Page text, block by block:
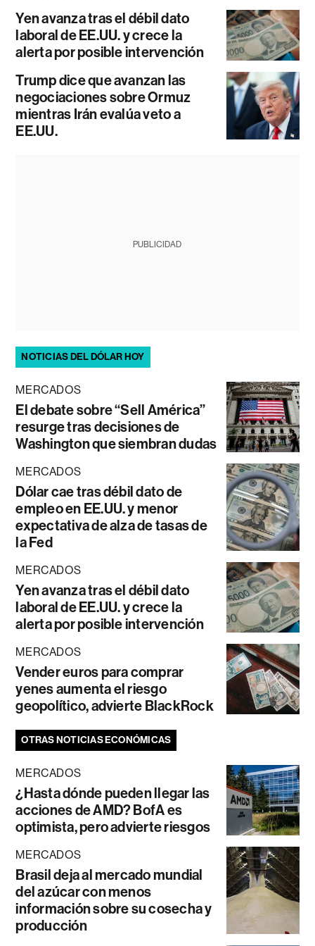
Yen avanza tras el débil dato
laboral de EE.UU. y crece la
alerta por posible intervención
Trump dice que avanzan las
negociaciones sobre Ormuz
mientras Irán evalúa veto a
EE.UU.
PUBLICIDAD
NOTICIAS DEL DÓLAR HOY
MERCADOS
El debate sobre “Sell América”
resurge tras decisiones de
Washington que siembran dudas
MERCADOS
Dólar cae tras débil dato de
empleo en EE.UU. y menor
expectativa de alza de tasas de
la Fed
MERCADOS
Yen avanza tras el débil dato
laboral de EE.UU. y crece la
alerta por posible intervención
MERCADOS
Vender euros para comprar
yenes aumenta el riesgo
geopolítico, advierte BlackRock
OTRAS NOTICIAS ECONÓMICAS
MERCADOS
¿Hasta dónde pueden llegar las
acciones de AMD? BofA es
optimista, pero advierte riesgos
MERCADOS
Brasil deja al mercado mundial
del azúcar con menos
información sobre su cosecha y
producción